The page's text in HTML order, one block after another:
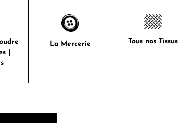
|
La Mercerie Tous nos Tissus